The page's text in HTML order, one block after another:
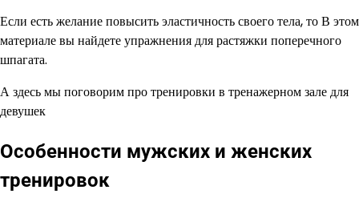
Если есть желание повысить эластичность своего тела, то В этом
материале вы найдете упражнения для растяжки поперечного
шпагата.
А здесь мы поговорим про тренировки в тренажерном зале для
девушек
Особенности мужских и женских
тренировок